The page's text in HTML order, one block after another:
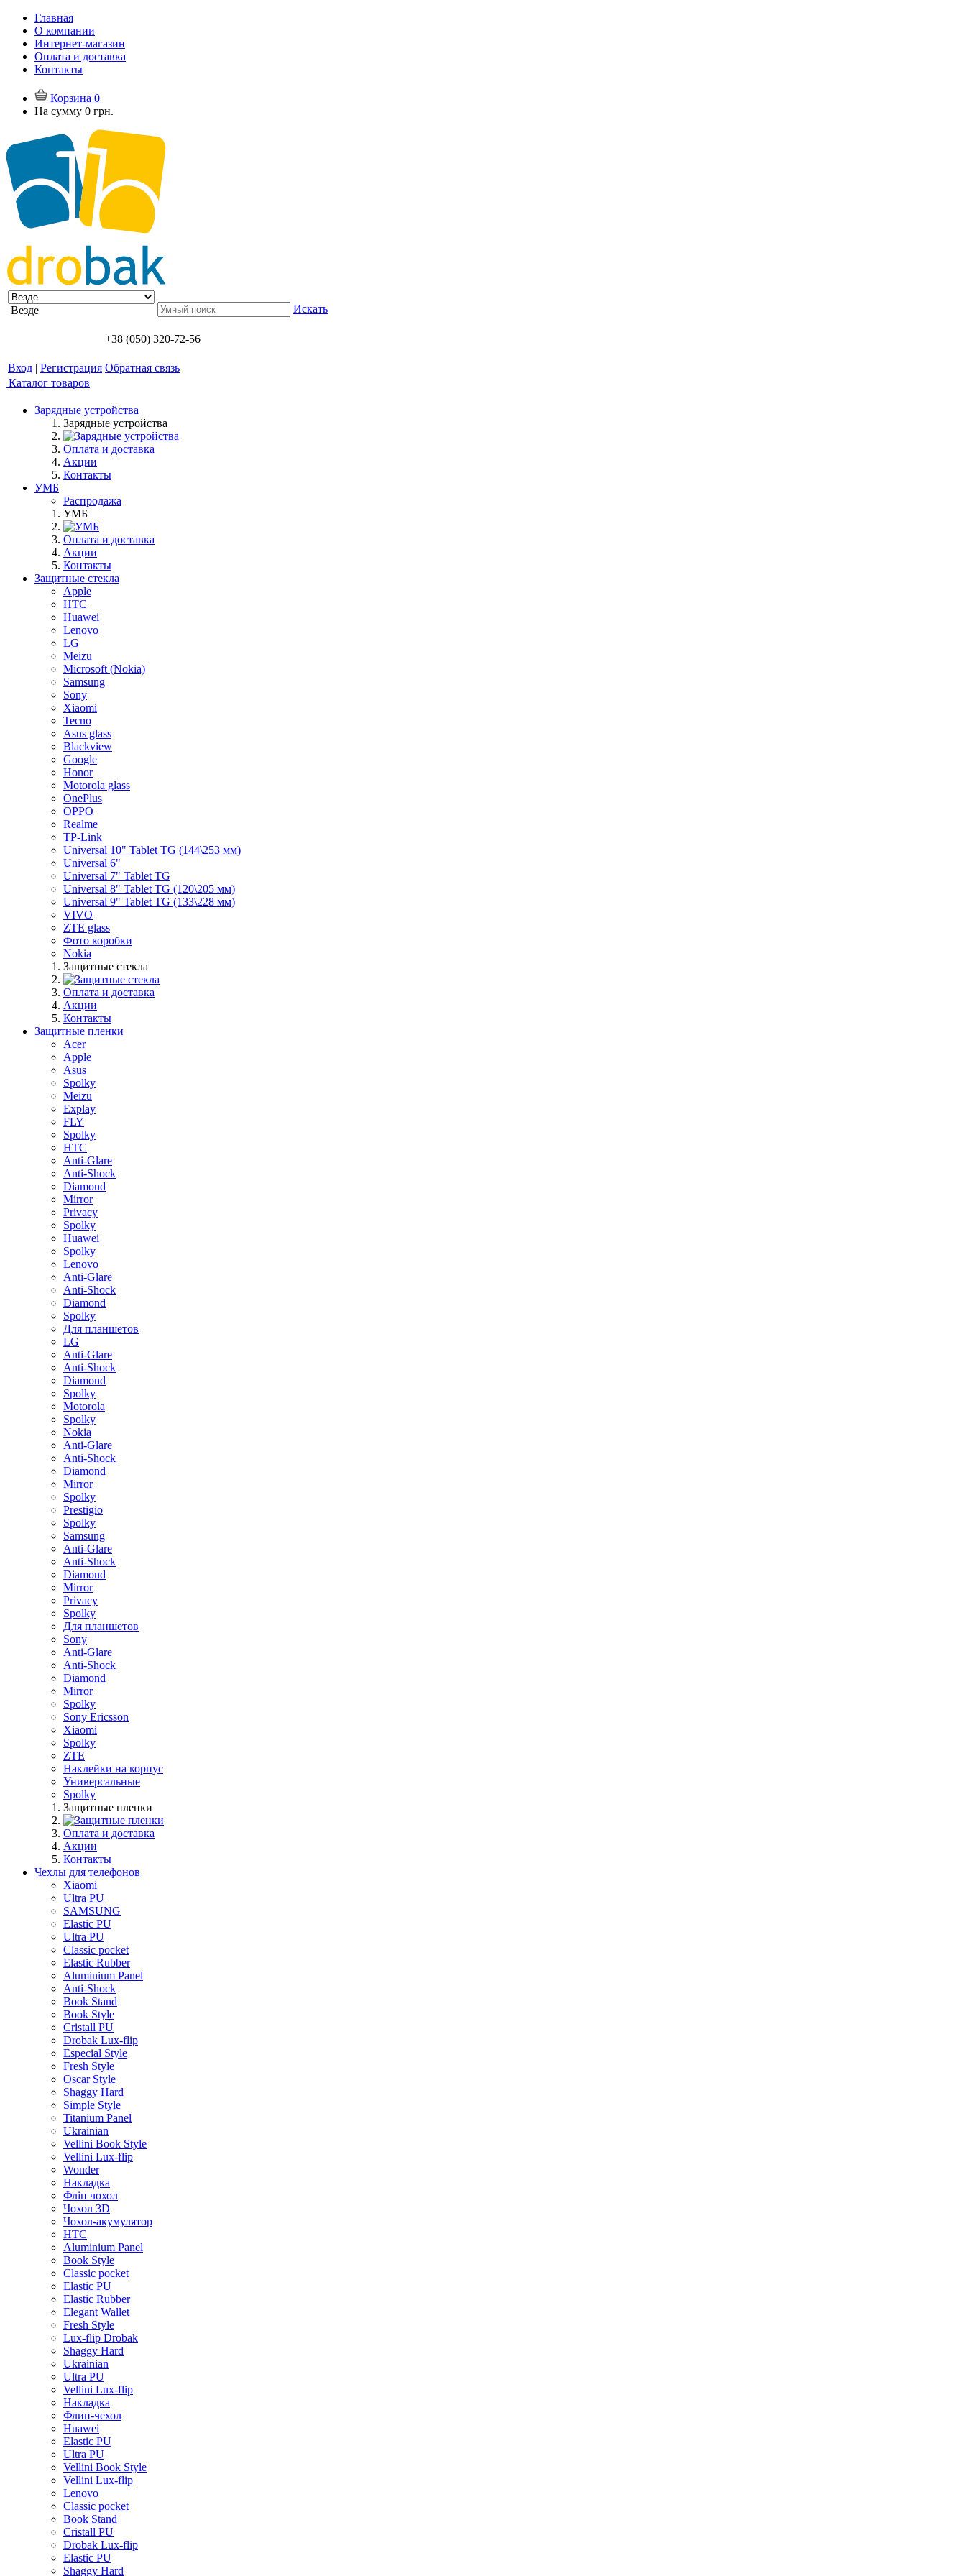
Главная
О компании
Интернет-магазин
Оплата и доставка
Контакты
Корзина 0
На сумму 0 грн.
Везде Искать
+38 (050) 320-72-56
Вход | Регистрация Обратная связь
Каталог товаров
Зарядные устройства
Зарядные устройства
Оплата и доставка
Акции
Контакты
УМБ
Распродажа
УМБ
Оплата и доставка
Акции
Контакты
Защитные стекла
Apple
HTC
Huawei
Lenovo
LG
Meizu
Microsoft (Nokia)
Samsung
Sony
Xiaomi
Tecno
Asus glass
Blackview
Google
Honor
Motorola glass
OnePlus
OPPO
Realme
TP-Link
Universal 10" Tablet TG (144\253 мм)
Universal 6"
Universal 7" Tablet TG
Universal 8" Tablet TG (120\205 мм)
Universal 9" Tablet TG (133\228 мм)
VIVO
ZTE glass
Фото коробки
Nokia
Защитные стекла
Оплата и доставка
Акции
Контакты
Защитные пленки
Acer
Apple
Asus
Spolky
Meizu
Explay
FLY
Spolky
HTC
Anti-Glare
Anti-Shock
Diamond
Mirror
Privacy
Spolky
Huawei
Spolky
Lenovo
Anti-Glare
Anti-Shock
Diamond
Spolky
Для планшетов
LG
Anti-Glare
Anti-Shock
Diamond
Spolky
Motorola
Spolky
Nokia
Anti-Glare
Anti-Shock
Diamond
Mirror
Spolky
Prestigio
Spolky
Samsung
Anti-Glare
Anti-Shock
Diamond
Mirror
Privacy
Spolky
Для планшетов
Sony
Anti-Glare
Anti-Shock
Diamond
Mirror
Spolky
Sony Ericsson
Xiaomi
Spolky
ZTE
Наклейки на корпус
Универсальные
Spolky
Защитные пленки
Оплата и доставка
Акции
Контакты
Чехлы для телефонов
Xiaomi
Ultra PU
SAMSUNG
Elastic PU
Ultra PU
Classic pocket
Elastic Rubber
Aluminium Panel
Anti-Shock
Book Stand
Book Style
Cristall PU
Drobak Lux-flip
Especial Style
Fresh Style
Oscar Style
Shaggy Hard
Simple Style
Titanium Panel
Ukrainian
Vellini Book Style
Vellini Lux-flip
Wonder
Накладка
Фліп чохол
Чохол 3D
Чохол-акумулятор
HTC
Aluminium Panel
Book Style
Classic pocket
Elastic PU
Elastic Rubber
Elegant Wallet
Fresh Style
Lux-flip Drobak
Shaggy Hard
Ukrainian
Ultra PU
Vellini Lux-flip
Накладка
Флип-чехол
Huawei
Elastic PU
Ultra PU
Vellini Book Style
Vellini Lux-flip
Lenovo
Classic pocket
Book Stand
Cristall PU
Drobak Lux-flip
Elastic PU
Shaggy Hard